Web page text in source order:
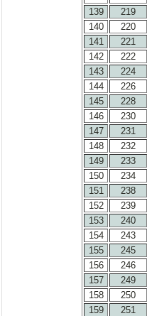
139
219
140
220
141
221
142
222
143
224
144
226
145
228
146
230
147
231
148
232
149
233
150
234
151
238
152
239
153
240
154
243
155
245
156
246
157
249
158
250
159
251